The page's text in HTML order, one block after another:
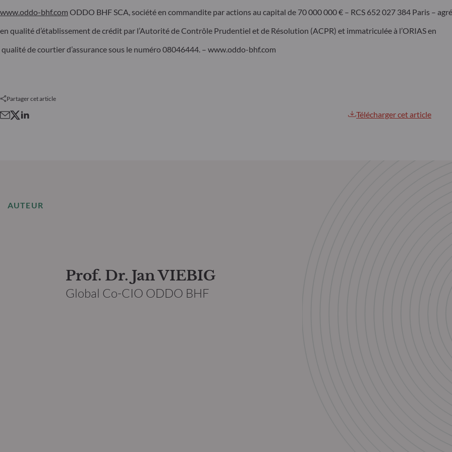
www.oddo-bhf.com ODDO BHF SCA, société en commandite par actions au capital de 70 000 000 € – RCS 652 027 384 Paris –
en qualité d’établissement de crédit par l’Autorité de Contrôle Prudentiel et de Résolution (ACPR) et immatriculée à l’ORIAS en
qualité de courtier d’assurance sous le numéro 08046444. – www.oddo-bhf.com
Partager cet article
Télécharger cet article
AUTEUR
Prof. Dr. Jan VIEBIG
Global Co-CIO ODDO BHF